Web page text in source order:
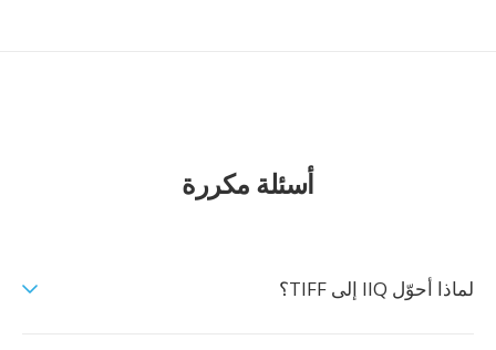
أسئلة مكررة
لماذا أحوّل IIQ إلى TIFF؟